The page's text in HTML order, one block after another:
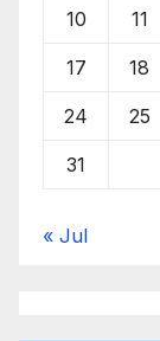
10 11
17 18
24 25
31
« Jul